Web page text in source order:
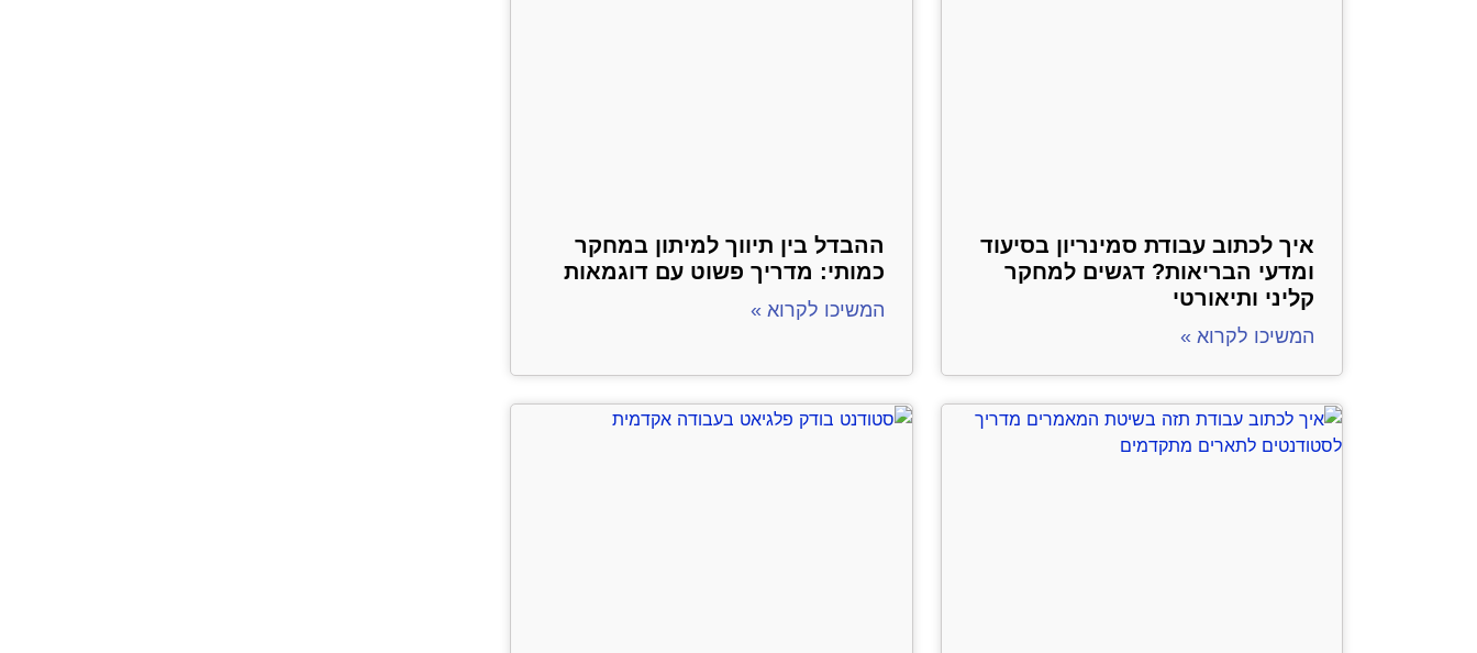
איך לכתוב עבודת סמינריון בסיעוד
ומדעי הבריאות? דגשים למחקר
קליני ותיאורטי
המשיכו לקרוא »
ההבדל בין תיווך למיתון במחקר
כמותי: מדריך פשוט עם דוגמאות
המשיכו לקרוא »